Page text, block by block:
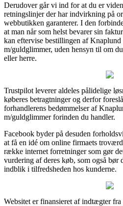
Derudover går vi ind for at du er
retningslinjer der har indvirkning på
webbutikken garanterer. I den
at man når som helst bevarer sin
kan eftervise bestillingen af
m/guldglimmer, uden hensyn til om
eller herre.
Trustpilot leverer aldeles pålidelige
køberes betragtninger og derfor
forhandlerens bedømmelser af
m/guldglimmer forinden du handler.
Facebook byder på desuden
at få en idé om online firmaets
række internet forretninger som gør
vurdering af deres køb, som også bør
indblik i tilfredsheden hos kunderne.
Websitet er finansieret af indtægter